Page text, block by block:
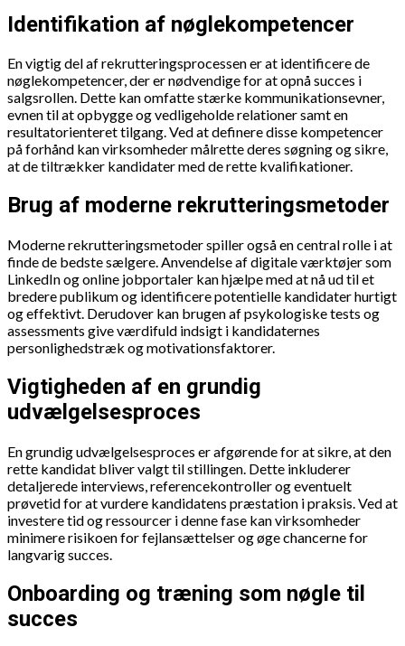
Identifikation af nøglekompetencer
En vigtig del af rekrutteringsprocessen er at identificere de
nøglekompetencer, der er nødvendige for at opnå succes i
salgsrollen. Dette kan omfatte stærke kommunikationsevner,
evnen til at opbygge og vedligeholde relationer samt en
resultatorienteret tilgang. Ved at definere disse kompetencer
på forhånd kan virksomheder målrette deres søgning og sikre,
at de tiltrækker kandidater med de rette kvalifikationer.
Brug af moderne rekrutteringsmetoder
Moderne rekrutteringsmetoder spiller også en central rolle i at
finde de bedste sælgere. Anvendelse af digitale værktøjer som
LinkedIn og online jobportaler kan hjælpe med at nå ud til et
bredere publikum og identificere potentielle kandidater hurtigt
og effektivt. Derudover kan brugen af psykologiske tests og
assessments give værdifuld indsigt i kandidaternes
personlighedstræk og motivationsfaktorer.
Vigtigheden af en grundig
udvælgelsesproces
En grundig udvælgelsesproces er afgørende for at sikre, at den
rette kandidat bliver valgt til stillingen. Dette inkluderer
detaljerede interviews, referencekontroller og eventuelt
prøvetid for at vurdere kandidatens præstation i praksis. Ved at
investere tid og ressourcer i denne fase kan virksomheder
minimere risikoen for fejlan­sæt­tel­ser og øge chancerne for
langvarig succes.
Onboarding og træning som nøgle til
succes